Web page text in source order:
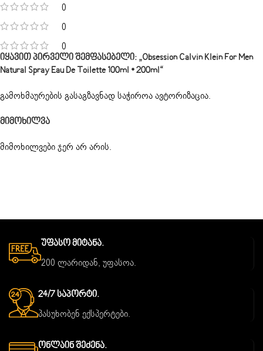
0
0
0
Მიმოხილვა
მიმოხილვები ჯერ არ არის.
Იყავით Პირველი Შემფასებელი: „Obsession Calvin Klein For Men
Natural Spray Eau De Toilette 100ml • 200ml“
გამოხმაურების გასაგზავნად საჭიროაავტორიზაცია.
Უფასო Მიტანა.
200 ლარიდან, უფასოა.
24/7 Საპორტი.
პასუხობენ ექსპერტები.
Ონლაინ Შეძენა.